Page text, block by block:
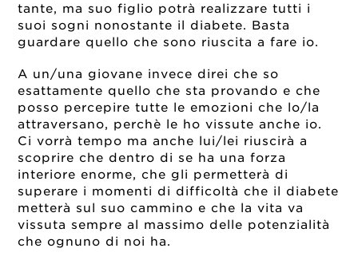
tante, ma suo figlio potrà realizzare tutti i
suoi sogni nonostante il diabete. Basta
guardare quello che sono riuscita a fare io.
A un/una giovane invece direi che so
esattamente quello che sta provando e che
posso percepire tutte le emozioni che lo/la
attraversano, perchè le ho vissute anche io.
Ci vorrà tempo ma anche lui/lei riuscirà a
scoprire che dentro di se ha una forza
interiore enorme, che gli permetterà di
superare i momenti di difficoltà che il diabete
metterà sul suo cammino e che la vita va
vissuta sempre al massimo delle potenzialità
che ognuno di noi ha.